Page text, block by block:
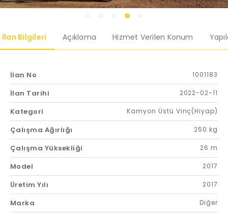
İlan Bilgileri Açıklama Hizmet Verilen Konum
İlan No 1001183
İlan Tarihi 2022-02-11
Kategori Kamyon Üstü Vinç(Hiyap)
Çalışma Ağırlığı 250 kg
Çalışma Yüksekliği 26 m
Model 2017
Üretim Yılı 2017
Marka Diğer